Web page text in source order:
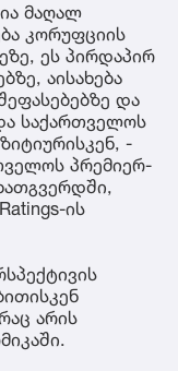
მაღალ
კორუფციის
ეს პირდაპირ
აისახება
და
საქართველოს
-
პრემიერ-
ის
არის